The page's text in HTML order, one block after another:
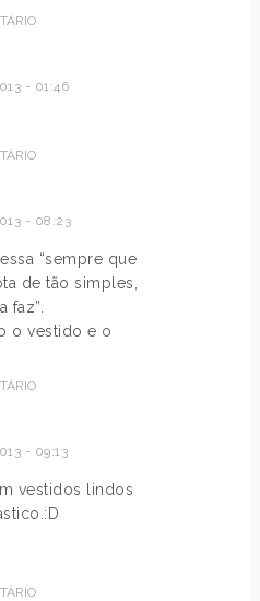
- 01:46
- 08:23
“sempre que
de tão simples,
faz”.
o vestido e o
- 09:13
vestidos lindos